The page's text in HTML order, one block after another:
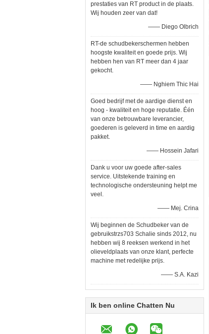
prestaties van RT product in de plaats.
Wij houden zeer van dat!
—— Diego Olbrich
RT-de schudbekerschermen hebben
hoogste kwaliteit en goede prijs. Wij
hebben hen van RT meer dan 4 jaar
gekocht.
—— Nghiem Thic Hai
Goed bedrijf met de aardige dienst en
hoog - kwaliteit en hoge reputatie. Één
van onze betrouwbare leverancier,
goederen is geleverd in time en aardig
pakket.
—— Hossein Jafari
Dank u voor uw goede after-sales
service. Uitstekende training en
technologische ondersteuning helpt me
veel.
—— Mej. Crina
Wij beginnen de Schudbeker van de
gebruikstrzs703 Schalie sinds 2012, nu
hebben wij 8 reeksen werkend in het
olieveldplaats van onze klant, perfecte
machine met redelijke prijs.
—— S.A. Kazi
Ik ben online Chatten Nu